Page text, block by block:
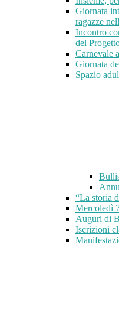
Giornata
ragazze
Incontro
del
Carnevale
Giornata
Spazio
“La storia
Mercoledì
Auguri di
Iscrizioni